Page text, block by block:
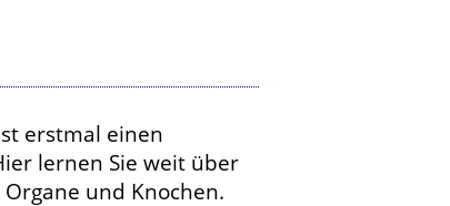
erstmal einen
lernen Sie weit über
und Knochen.